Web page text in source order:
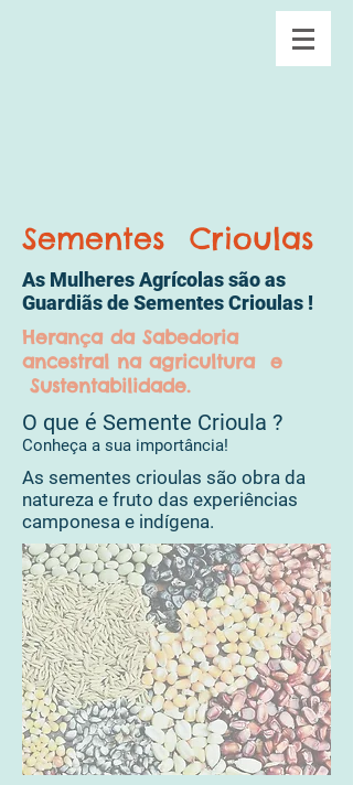
Sementes Crioulas
As Mulheres Agrícolas são as
Guardiãs de Sementes Crioulas !
Herança da Sabedoria
ancestral na agricultura e
Sustentabilidade.
O que é Semente Crioula ?
Conheça a sua importância!
As sementes crioulas são obra da
natureza e fruto das experiências
camponesa e indígena.